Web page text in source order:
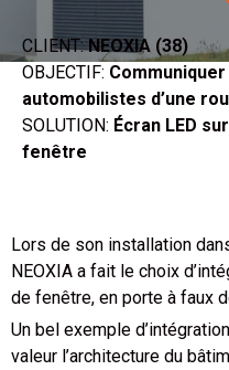
CLIENT:NEOXIA (38)
OBJECTIF:
automobilistes d’une
SOLUTION: Écran LED
fenêtre
Lors de son installation
NEOXIA a fait le choix
de fenêtre, en porte à faux
Un bel exemple
valeur l’architecture du